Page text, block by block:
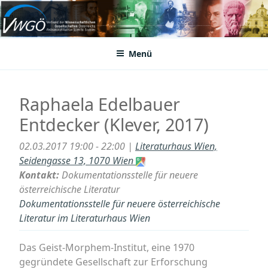
Zum
Inhalt
springenVWGÖ
Federation of Austrian Scientific Societies
Menü
Raphaela Edelbauer
Entdecker (Klever, 2017)
02.03.2017 19:00 - 22:00 | Literaturhaus Wien,
Seidengasse 13, 1070 Wien
Kontakt:Dokumentationsstelle für neuere
österreichische Literatur
Dokumentationsstelle für neuere österreichische
Literatur im Literaturhaus Wien
Das Geist-Morphem-Institut, eine 1970
gegründete Gesellschaft zur Erforschung